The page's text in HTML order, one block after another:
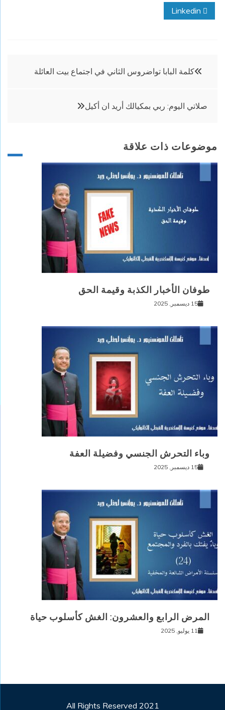
تصفّح
كلمة البابا تواضروس الثاني في اجتماع بيت العائلة
صلاتي اليوم: ربي بمكيالك أريد ان أكيل
موضوعات ذات علاقة
طوفان الأخبار الكذبة وقيمة الحق
15 ديسمبر, 2025
وباء التحرش الجنسي وفضيلة العفة
15 ديسمبر, 2025
المرض الرابع والعشرون: الغش كأسلوب حياة
11 يوليو, 2025
All Rights Reserved 2021